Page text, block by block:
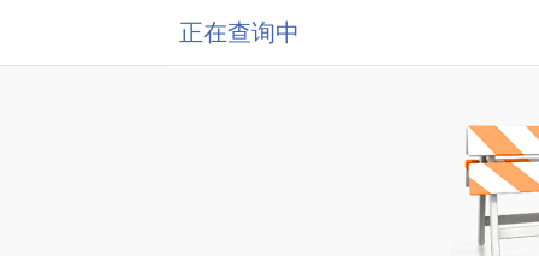
正在查询中